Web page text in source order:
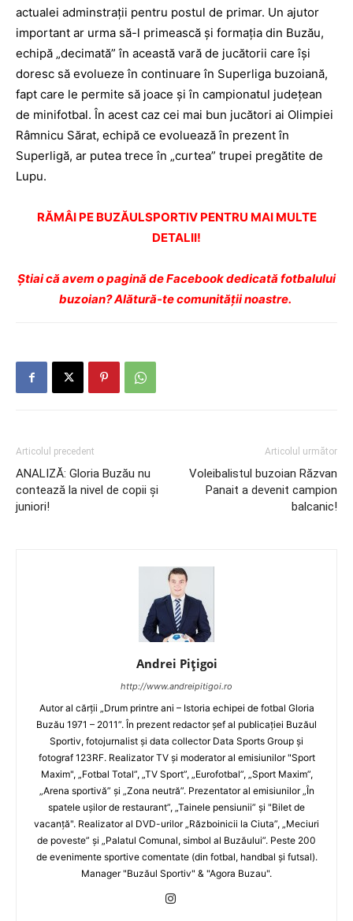
actualei adminstraţii pentru postul de primar. Un ajutor
important ar urma să-l primească şi formaţia din Buzău,
echipă „decimată” în această vară de jucătorii care îşi
doresc să evolueze în continuare în Superliga buzoiană,
fapt care le permite să joace şi în campionatul judeţean
de minifotbal. În acest caz cei mai bun jucători ai Olimpiei
Râmnicu Sărat, echipă ce evoluează în prezent în
Superligă, ar putea trece în „curtea” trupei pregătite de
Lupu.
RĂMÂI PE BUZĂULSPORTIV PENTRU MAI MULTE
DETALII!
Ştiai că avem o pagină de Facebook dedicată fotbalului
buzoian? Alătură-te comunității noastre.
Articolul precedent
ANALIZĂ: Gloria Buzău nu
contează la nivel de copii şi
juniori!
Articolul următor
Voleibalistul buzoian Răzvan
Panait a devenit campion
balcanic!
Andrei Pițigoi
http://www.andreipitigoi.ro
Autor al cărţii „Drum printre ani – Istoria echipei de fotbal Gloria
Buzău 1971 – 2011”. În prezent redactor şef al publicaţiei Buzăul
Sportiv, fotojurnalist şi data collector Data Sports Group şi
fotograf 123RF. Realizator TV şi moderator al emisiunilor "Sport
Maxim", „Fotbal Total”, „TV Sport”, „Eurofotbal”, „Sport Maxim”,
„Arena sportivă” şi „Zona neutră”. Prezentator al emisiunilor „În
spatele uşilor de restaurant”, „Tainele pensiunii” şi "Bilet de
vacanţă". Realizator al DVD-urilor „Războinicii la Ciuta”, „Meciuri
de poveste” şi „Palatul Comunal, simbol al Buzăului”. Peste 200
de evenimente sportive comentate (din fotbal, handbal şi futsal).
Manager "Buzăul Sportiv" & "Agora Buzau".